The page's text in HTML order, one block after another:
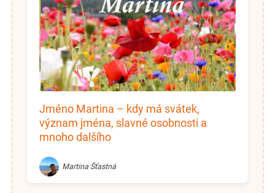
Jméno Martina – kdy má svátek,
význam jména, slavné osobnosti a
mnoho dalšího
Martina Šťastná